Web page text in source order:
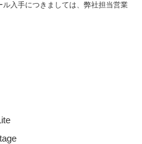
入手につきましては、弊社担当営業